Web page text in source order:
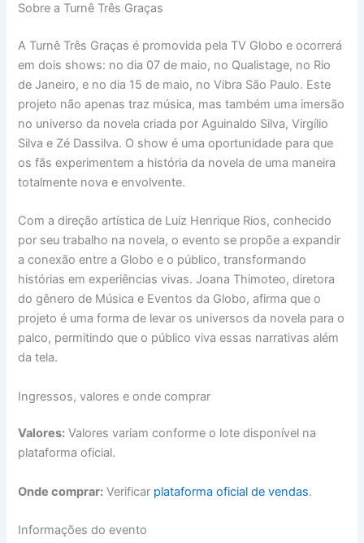
Sobre a Turnê Três Graças
A Turnê Três Graças é promovida pela TV Globo e ocorrerá
em dois shows: no dia 07 de maio, no Qualistage, no Rio
de Janeiro, e no dia 15 de maio, no Vibra São Paulo. Este
projeto não apenas traz música, mas também uma imersão
no universo da novela criada por Aguinaldo Silva, Virgílio
Silva e Zé Dassilva. O show é uma oportunidade para que
os fãs experimentem a história da novela de uma maneira
totalmente nova e envolvente.
Com a direção artística de Luiz Henrique Rios, conhecido
por seu trabalho na novela, o evento se propõe a expandir
a conexão entre a Globo e o público, transformando
histórias em experiências vivas. Joana Thimoteo, diretora
do gênero de Música e Eventos da Globo, afirma que o
projeto é uma forma de levar os universos da novela para o
palco, permitindo que o público viva essas narrativas além
da tela.
Ingressos, valores e onde comprar
Valores: Valores variam conforme o lote disponível na
plataforma oficial.
Onde comprar: Verificar plataforma oficial de vendas.
Informações do evento